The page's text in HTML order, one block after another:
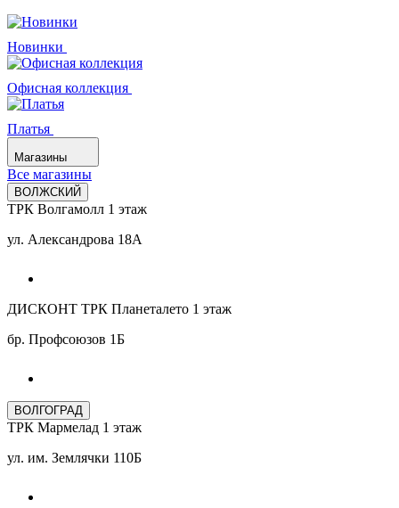
Новинки
Офисная коллекция
Платья
Магазины
Все магазины
ВОЛЖСКИЙ
ТРК Волгамолл 1 этаж
ул. Александрова 18А
ДИСКОНТ ТРК Планеталето 1 этаж
бр. Профсоюзов 1Б
ВОЛГОГРАД
ТРК Мармелад 1 этаж
ул. им. Землячки 110Б